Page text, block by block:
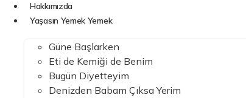
Hakkımızda
Yaşasın Yemek Yemek
Güne Başlarken
Eti de Kemiği de Benim
Bugün Diyetteyim
Denizden Babam Çıksa Yerim